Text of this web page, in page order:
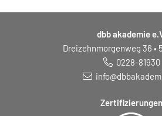
dbb akademie
Dreizehnmorgenweg 36 •
0228-81930
Zertifizierungen